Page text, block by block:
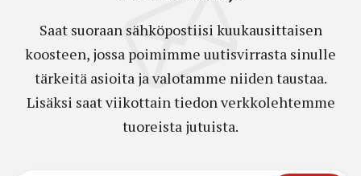
Saat suoraan sähköpostiisi kuukausittaisen
koosteen, jossa poimimme uutisvirrasta sinulle
tärkeitä asioita ja valotamme niiden taustaa.
Lisäksi saat viikottain tiedon verkkolehtemme
tuoreista jutuista.